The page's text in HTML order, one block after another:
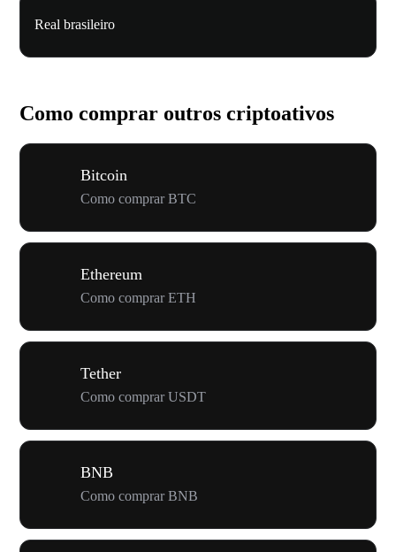
Real brasileiro
Como comprar outros criptoativos
Bitcoin
Como comprar BTC
Ethereum
Como comprar ETH
Tether
Como comprar USDT
BNB
Como comprar BNB